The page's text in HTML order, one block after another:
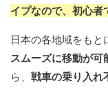
イプなので、初心者
日本の各地域をもと
スムーズに移動が可
ら、 戦車の乗り入れ